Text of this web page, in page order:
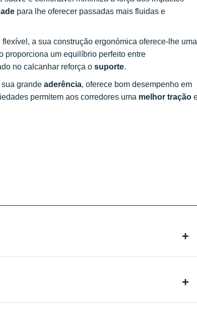
para lhe oferecer passadas mais fluidas e
flexível, a sua construção ergonómica oferece-lhe uma
proporciona um equilíbrio perfeito entre
no calcanhar reforça o suporte.
grande aderência, oferece bom desempenho em
permitem aos corredores uma melhor tração